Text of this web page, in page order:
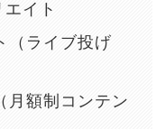
イト
（ライブ投げ
月額制コンテン